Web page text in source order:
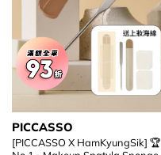
PICCASSO
[PICCASSO X HamKyungSik] 🏆